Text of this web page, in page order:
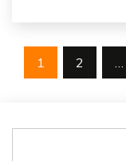
Berichten
1 2 …